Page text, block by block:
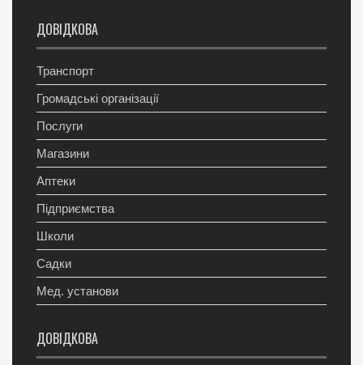
ДОВІДКОВА
Транспорт
Громадські організації
Послуги
Магазини
Аптеки
Підприємства
Школи
Садки
Мед. установи
ДОВІДКОВА